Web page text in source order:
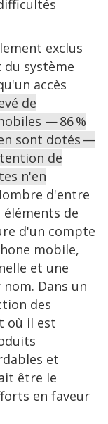
exclus
système
accès
de
— 86 %
sont dotés —
de
n'en
d'entre
de
d'un compte
mobile,
et une
Dans un
des
où il est
et
être le
en faveur